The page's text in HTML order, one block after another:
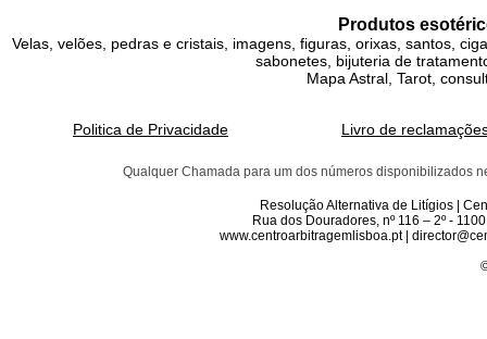
Produtos
Velas, velões, pedras e cristais, imagens, figuras, orixas, santos,
sabonetes, bijuteria de
Mapa Astral, Tarot,
Politica de Privacidade Livro de
Qualquer Chamada para um dos números disponibilizados
Resolução Alternativa de Litígios |
Rua dos Douradores, nº 116 – 2º -
www.centroarbitragemlisboa.pt |